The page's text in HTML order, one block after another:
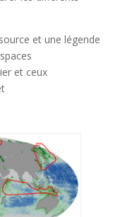
et une légende
et ceux